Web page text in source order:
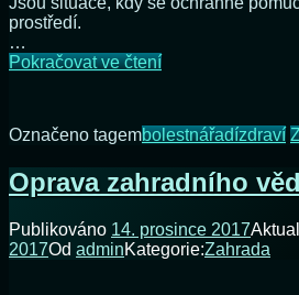
prostředí.
…
Pokračovat ve čteníOchrana
v
Označeno tagembolestnářadízdraví
Oprava zahradního
Publikováno 14. prosince 2017
2017Od adminKategorie:Zahrada